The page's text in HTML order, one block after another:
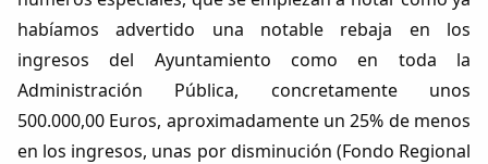
habíamos advertido una notable rebaja en los
ingresos del Ayuntamiento como en toda la
Administración Pública, concretamente unos
500.000,00 Euros, aproximadamente un 25% de menos
en los ingresos, unas por disminución (Fondo Regional